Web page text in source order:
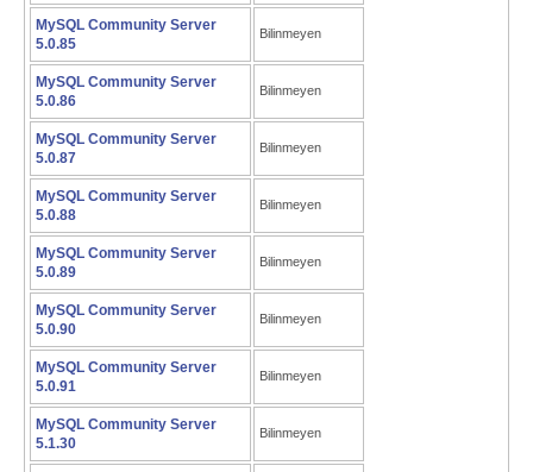
MySQL Community Server
5.0.85
Bilinmeyen
MySQL Community Server
5.0.86
Bilinmeyen
MySQL Community Server
5.0.87
Bilinmeyen
MySQL Community Server
5.0.88
Bilinmeyen
MySQL Community Server
5.0.89
Bilinmeyen
MySQL Community Server
5.0.90
Bilinmeyen
MySQL Community Server
5.0.91
Bilinmeyen
MySQL Community Server
5.1.30
Bilinmeyen